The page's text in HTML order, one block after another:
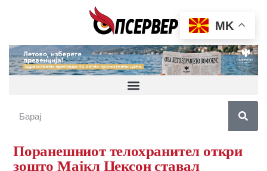
Поранешниот телохранител oткри
зошто Мајкл Џексон ставал
MK